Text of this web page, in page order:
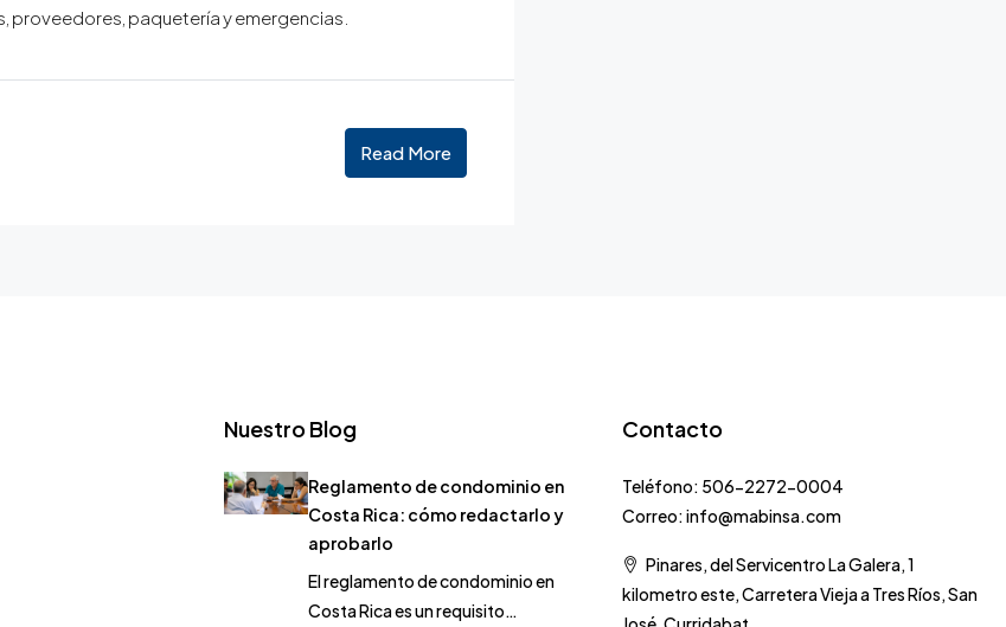
proveedores, paquetería y emergencias.
Read More
Nuestro Blog
Reglamento de condominio en
Costa Rica: cómo redactarlo y
aprobarlo
El reglamento de condominio en
Costa Rica es un requisito…
Contacto
Teléfono: 506-2272-0004
Correo: info@mabinsa.com
Pinares, del Servicentro La Galera, 1
kilometro este, Carretera Vieja a Tres Ríos, San